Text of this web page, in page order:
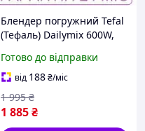
Блендер погружний Tefal
(Тефаль) Dailymix 600W,
подрібнювач, мірна
склянка
Готово до відправки
від 188₴/міс
1 885₴
1 995 ₴